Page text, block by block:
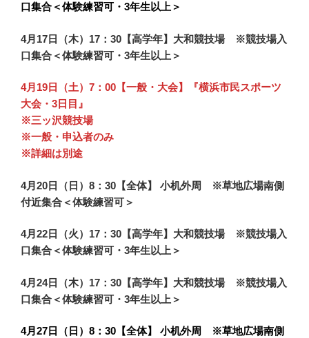
口集合＜体験練習可・3年生以上＞
4月17日（木）17：30【高学年】大和競技場 ※競技場入
口集合＜体験練習可・3年生以上＞
4月19日（土）7：00【一般・大会】『横浜市民スポーツ
大会・3日目』
※三ッ沢競技場
※一般・申込者のみ
※詳細は別途
4月20日（日）8：30【全体】 小机外周 ※草地広場南側
付近集合＜体験練習可＞
4月22日（火） 17：30【高学年】大和競技場 ※競技場入
口集合＜体験練習可・3年生以上＞
4月24日（木） 17：30【高学年】大和競技場 ※競技場入
口集合＜体験練習可・3年生以上＞
4月27日（日）8：30【全体】 小机外周 ※草地広場南側